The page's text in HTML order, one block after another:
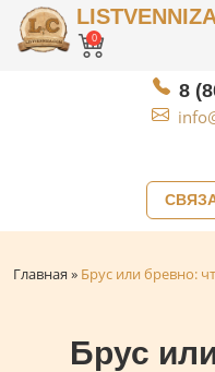
0
8
Главная » Брус или бревно:
Брус